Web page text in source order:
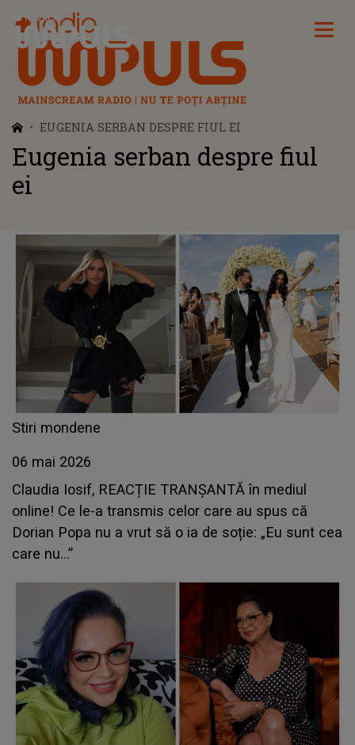
Radio Impuls
EUGENIA SERBAN DESPRE FIUL EI
Eugenia serban despre fiul
ei
Stiri mondene
06 mai 2026
Claudia Iosif, REACȚIE TRANȘANTĂ în mediul
online! Ce le-a transmis celor care au spus că
Dorian Popa nu a vrut să o ia de soție: „Eu sunt cea
care nu...”